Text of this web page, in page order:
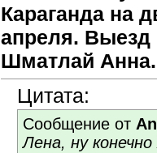
Караганда на
апреля. Выезд
Шматлай Анна.
Цитата:
Сообщение от
Лена, ну